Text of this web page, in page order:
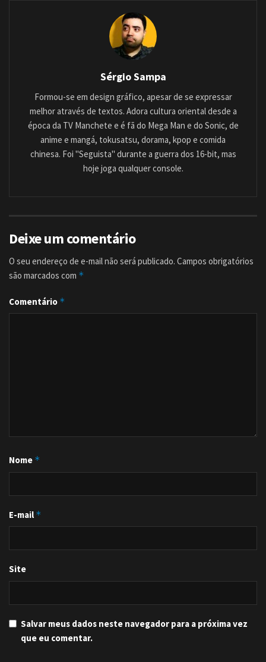
Sérgio Sampa
Formou-se em design gráfico, apesar de se expressar
melhor através de textos. Adora cultura oriental desde a
época da TV Manchete e é fã do Mega Man e do Sonic, de
anime e mangá, tokusatsu, dorama, kpop e comida
chinesa. Foi "Seguista" durante a guerra dos 16-bit, mas
hoje joga qualquer console.
Deixe um comentário
O seu endereço de e-mail não será publicado. Campos obrigatórios
são marcados com *
Comentário *
Nome *
E-mail *
Site
Salvar meus dados neste navegador para a próxima vez
que eu comentar.